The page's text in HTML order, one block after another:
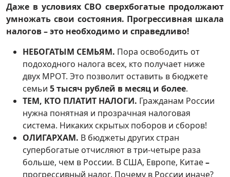
Даже в условиях СВО сверхбогатые продолжают
умножать свои состояния. Прогрессивная шкала
налогов – это необходимо и справедливо!
НЕБОГАТЫМ СЕМЬЯМ. Пора освободить от
подоходного налога всех, кто получает ниже
двух МРОТ. Это позволит оставить в бюджете
семьи 5 тысяч рублей в месяц и более.
ТЕМ, КТО ПЛАТИТ НАЛОГИ. Гражданам России
нужна понятная и прозрачная налоговая
система. Никаких скрытых поборов и сборов!
ОЛИГАРХАМ. В бюджеты других стран
супербогатые отчисляют в три-четыре раза
больше, чем в России. В США, Европе, Китае–
прогрессивный налог. Почему в России иначе?